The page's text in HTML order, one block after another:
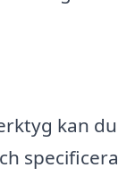
kan du
specificera